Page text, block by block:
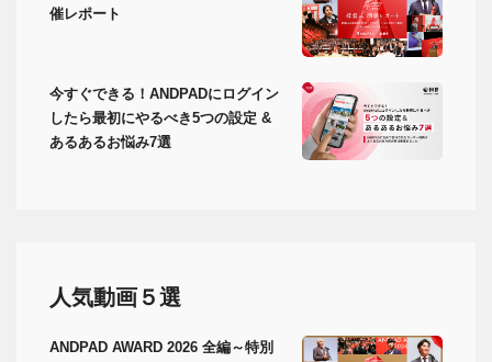
催レポート
今すぐできる！ANDPADにログイン
したら最初にやるべき5つの設定 &
あるあるお悩み7選
人気動画５選
ANDPAD AWARD 2026 全編～特別